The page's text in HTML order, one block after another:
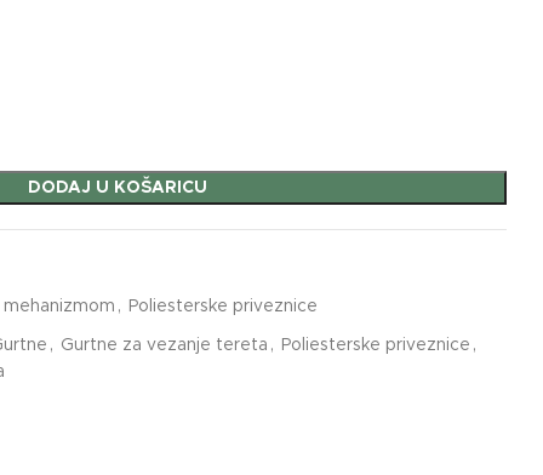
DODAJ U KOŠARICU
mehanizmom , Poliesterske priveznice
, Gurtne za vezanje tereta , Poliesterske priveznice ,